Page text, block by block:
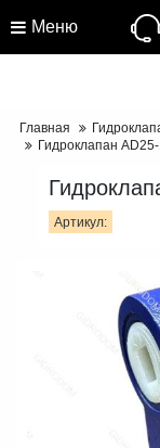
Меню
Главная
Гидроклапан
Артикул: